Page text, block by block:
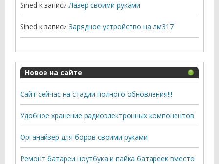
Sined к записиЛазер своими руками
Sined к записиЗарядное устройство на лм317
Новое на сайте
Сайт сейчас на стадии полного обновления!!!
Удобное хранение радиоэлектронных компонентов
Органайзер для боров своими руками
Ремонт батареи ноутбука и пайка батареек вместо